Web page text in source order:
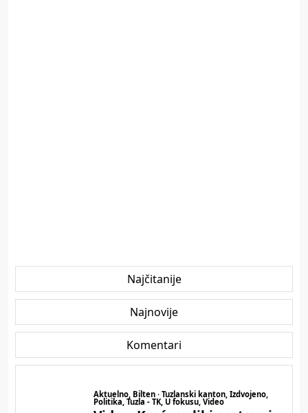
Najčitanije
Najnovije
Komentari